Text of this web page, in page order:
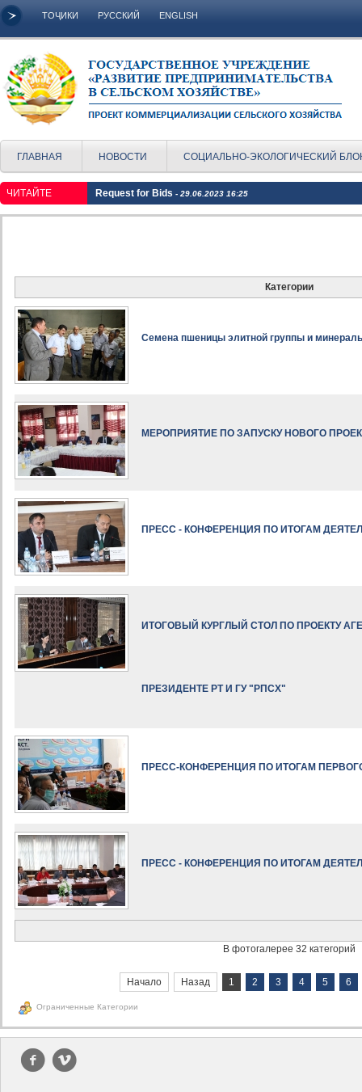
ТОҶИКИ РУССКИЙ ENGLISH
ГЛАВНАЯ НОВОСТИ СОЦИАЛЬНО-ЭКОЛОГИЧЕСКИЙ
ЧИТАЙТЕ Request for Bids - 29.06.2023 16:25
Категории
Семена пшеницы элитной группы и
МЕРОПРИЯТИЕ ПО ЗАПУСКУ НОВОГО
ПРЕСС - КОНФЕРЕНЦИЯ ПО ИТОГАМ
ИТОГОВЫЙ КУРГЛЫЙ СТОЛ ПО ПРОЕКТУ
ПРЕЗИДЕНТЕ РТ И ГУ "РПСХ"
ПРЕСС-КОНФЕРЕНЦИЯ ПО ИТОГАМ
ПРЕСС - КОНФЕРЕНЦИЯ ПО ИТОГАМ
В фотогалерее 32 категорий
Начало Назад 1 2 3 4 5 6
Ограниченные Категории
f v